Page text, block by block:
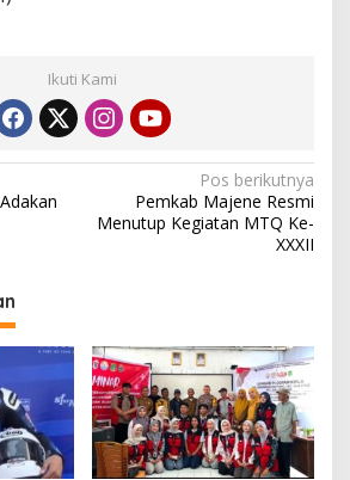
Ikuti Kami
Pos berikutnya
Pemkab Majene Resmi
Menutup Kegiatan MTQ Ke-
XXXII